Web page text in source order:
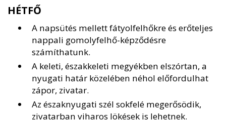
HÉTFŐ
A napsütés mellett fátyolfelhőkre és erőteljes
nappali gomolyfelhő-képződésre
számíthatunk.
A keleti, északkeleti megyékben elszórtan, a
nyugati határ közelében néhol előfordulhat
zápor, zivatar.
Az északnyugati szél sokfelé megerősödik,
zivatarban viharos lökések is lehetnek.